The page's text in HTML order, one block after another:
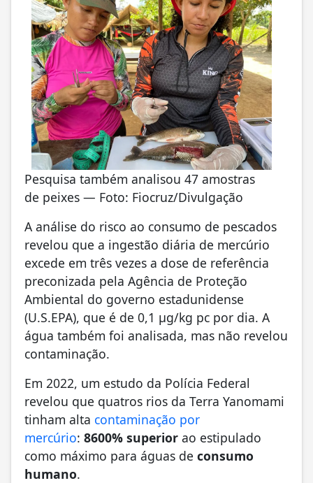
Pesquisa também analisou 47 amostras
de peixes — Foto: Fiocruz/Divulgação
A análise do risco ao consumo de pescados
revelou que a ingestão diária de mercúrio
excede em três vezes a dose de referência
preconizada pela Agência de Proteção
Ambiental do governo estadunidense
(U.S.EPA), que é de 0,1 μg/kg pc por dia. A
água também foi analisada, mas não revelou
contaminação.
Em 2022, um estudo da Polícia Federal
revelou que quatros rios da Terra Yanomami
tinham alta contaminação por
mercúrio: 8600% superior ao estipulado
como máximo para águas de consumo
humano.